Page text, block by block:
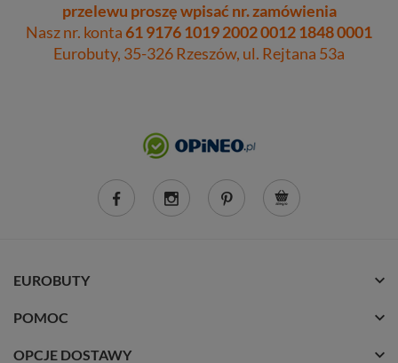
przelewu proszę wpisać nr. zamówienia
Nasz nr. konta61 9176 1019 2002 0012 1848 0001
Eurobuty, 35-326 Rzeszów, ul. Rejtana 53a
EUROBUTY
POMOC
OPCJE DOSTAWY